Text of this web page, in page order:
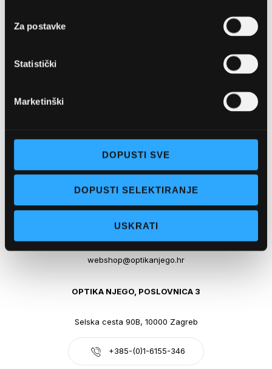
Za postavke
Statistički
Marketinški
DOPUSTI SVE
DOPUSTI SELEKTIRANJE
USKRATI
Obala kralja Tomislava 14, 21300 Makarska
+385-(0)21-612-709
Pon - pet: 07 - 21h,
Sub: 07-21h
webshop@optikanjego.hr
OPTIKA NJEGO, POSLOVNICA 3
Selska cesta 90B, 10000 Zagreb
+385-(0)1-6155-346